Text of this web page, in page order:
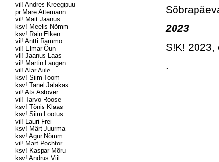
vil! Andres Kreegipuu
pr Mare Attemann
vil! Mait Jaanus
ksv! Meelis Nõmm
ksv! Rain Elken
vil! Antti Rammo
vil! Elmar Õun
vil! Jaanus Laas
vil! Martin Laugen
vil! Alar Aule
ksv! Siim Toom
ksv! Tanel Jalakas
vil! Ats Astover
vil! Tarvo Roose
ksv! Tõnis Klaas
ksv! Siim Lootus
vil! Lauri Frei
ksv! Märt Juurma
ksv! Agur Nõmm
vil! Mart Pechter
ksv! Kaspar Mõru
ksv! Andrus Viil
2023
S!K! 2023,
.